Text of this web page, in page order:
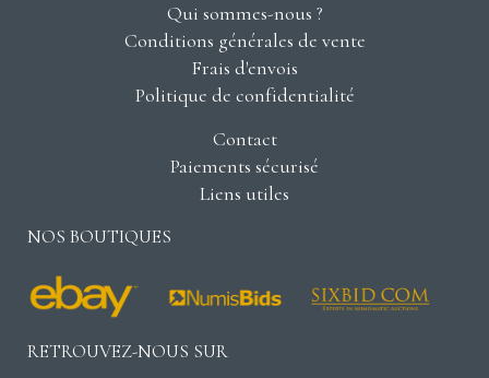
Qui sommes-nous ?
Conditions générales de vente
Frais d'envois
Politique de confidentialité
Contact
Paiements sécurisé
Liens utiles
NOS BOUTIQUES
RETROUVEZ-NOUS SUR